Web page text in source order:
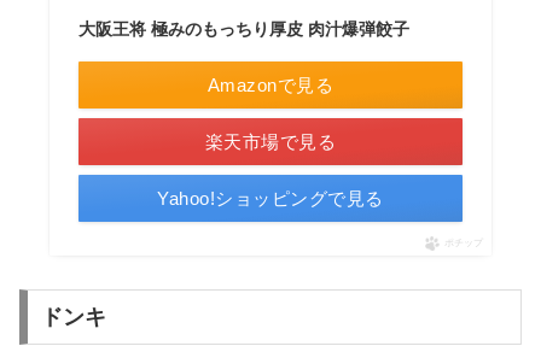
大阪王将 極みのもっちり厚皮 肉汁爆弾餃子
Amazonで見る
楽天市場で見る
Yahoo!ショッピングで見る
ポチップ
ドンキ